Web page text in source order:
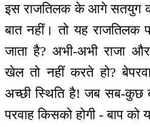
इस राजतिलक के आगे सतयुग
बात नहीं। तो यह राजतिलक
जाता है? अभी-अभी राजा
खेल तो नहीं करते हो?
अच्छी स्थिति है! जब सब-कुछ
परवाह किसको होगी - बाप